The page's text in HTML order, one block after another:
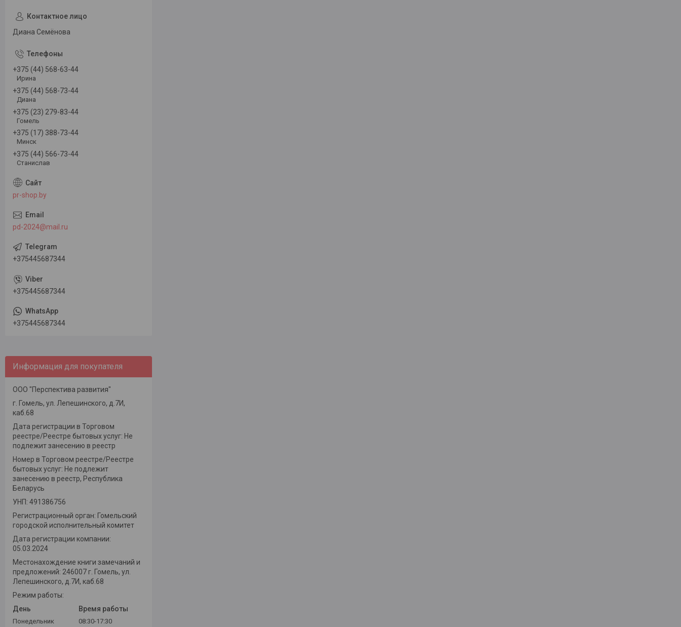
Диана Семёнова
+375 (44) 568-63-44
Ирина
+375 (44) 568-73-44
Диана
+375 (23) 279-83-44
Гомель
+375 (17) 388-73-44
Минск
+375 (44) 566-73-44
Станислав
pr-shop.by
pd-2024@mail.ru
+375445687344
+375445687344
+375445687344
Информация для покупателя
ООО "Перспектива развития"
г. Гомель, ул. Лепешинского, д.7И,
каб.68
Дата регистрации в Торговом
реестре/Реестре бытовых услуг: Не
подлежит занесению в реестр
Номер в Торговом реестре/Реестре
бытовых услуг: Не подлежит
занесению в реестр, Республика
Беларусь
УНП: 491386756
Регистрационный орган: Гомельский
городской исполнительный комитет
Дата регистрации компании:
05.03.2024
Местонахождение книги замечаний и
предложений: 246007 г. Гомель, ул.
Лепешинского, д.7И, каб.68
Режим работы:
День
Время работы
Понедельник 08:30-17:30